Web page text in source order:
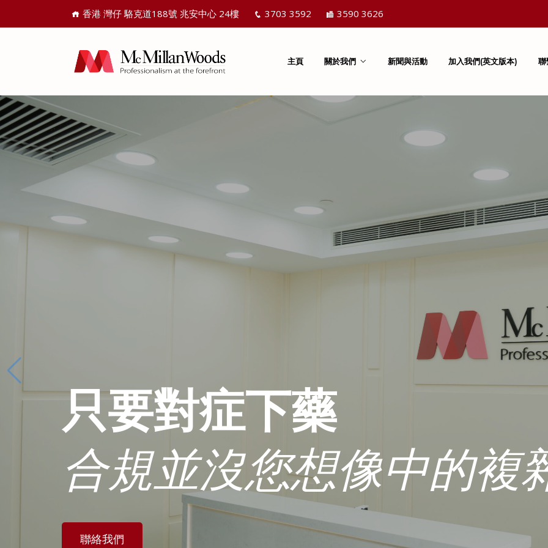
香港 灣仔 駱克道188號 兆安中心 24樓 3703 3592 3590 3626
主頁 關於我們 新聞與活動 加入我們(英文版本) 聯
只要對症下藥
合規並沒您想像中的複
聯絡我們